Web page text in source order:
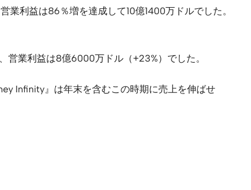
利益は86％増を達成して10億1400万ドルでした。
営業利益は8億6000万ドル（+23%）でした。
Infinity』は年末を含むこの時期に売上を伸ばせ